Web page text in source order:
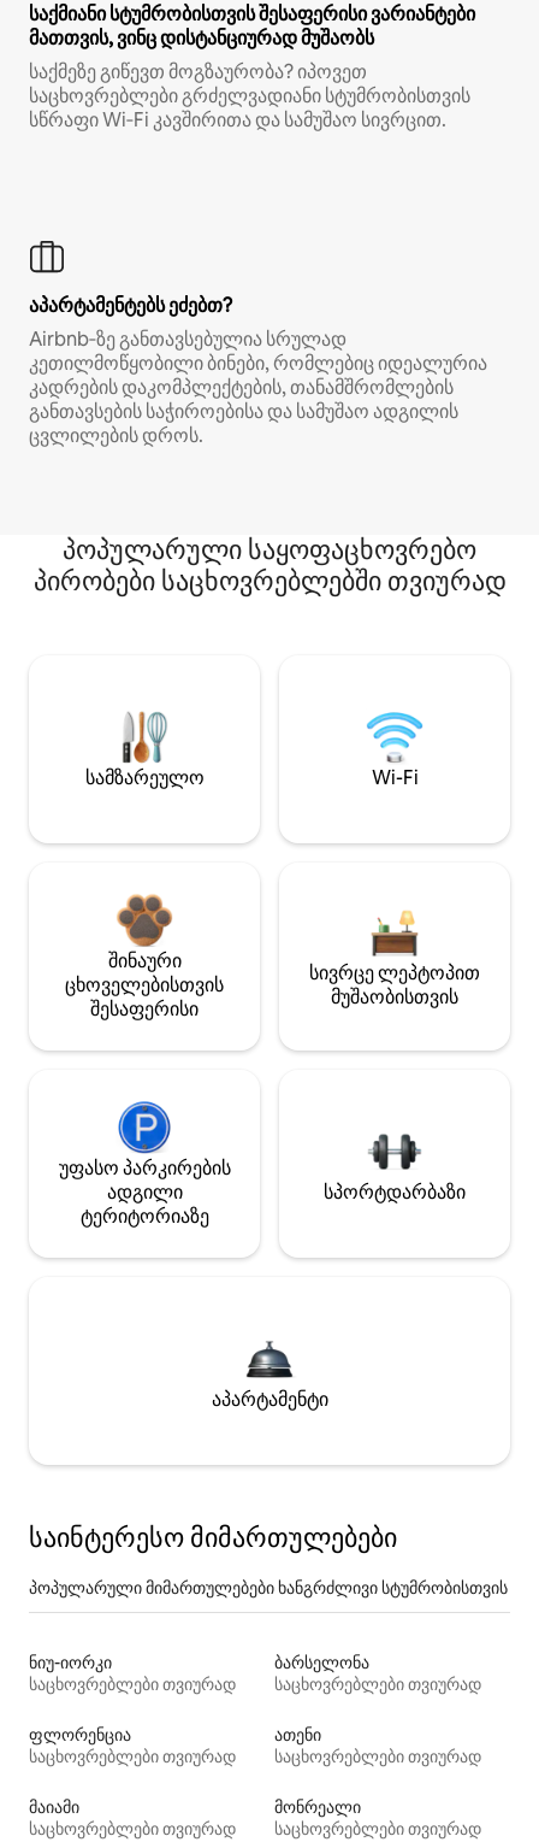
საქმიანი სტუმრობისთვის შესაფერისი ვარიანტები
მათთვის, ვინც დისტანციურად მუშაობს
საქმეზე გიწევთ მოგზაურობა? იპოვეთ
საცხოვრებლები გრძელვადიანი სტუმრობისთვის
სწრაფი Wi‑Fi კავშირითა და სამუშაო სივრცით.
აპარტამენტებს ეძებთ?
Airbnb‑ზე განთავსებულია სრულად
კეთილმოწყობილი ბინები, რომლებიც იდეალურია
კადრების დაკომპლექტების, თანამშრომლების
განთავსების საჭიროებისა და სამუშაო ადგილის
ცვლილების დროს.
პოპულარული საყოფაცხოვრებო
პირობები საცხოვრებლებში თვიურად
სამზარეულო Wi-Fi
შინაური
ცხოველებისთვის
შესაფერისი
სივრცე ლეპტოპით
მუშაობისთვის
უფასო პარკირების
ადგილი
ტერიტორიაზე
სპორტდარბაზი
აპარტამენტი
საინტერესო მიმართულებები
პოპულარული მიმართულებები ხანგრძლივი სტუმრობისთვის
ნიუ-იორკი
საცხოვრებლები თვიურად
ბარსელონა
საცხოვრებლები თვიურად
ფლორენცია
საცხოვრებლები თვიურად
ათენი
საცხოვრებლები თვიურად
მაიამი
საცხოვრებლები თვიურად
მონრეალი
საცხოვრებლები თვიურად